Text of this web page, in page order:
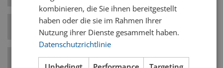
Bierstil-Kategorie Exotisch / Spezial
Temperatur 9° C
kombinieren, die Sie ihnen bereitgestellt
haben oder die sie im Rahmen Ihrer
Nutzung ihrer Dienste gesammelt haben.
Datenschutzrichtlinie